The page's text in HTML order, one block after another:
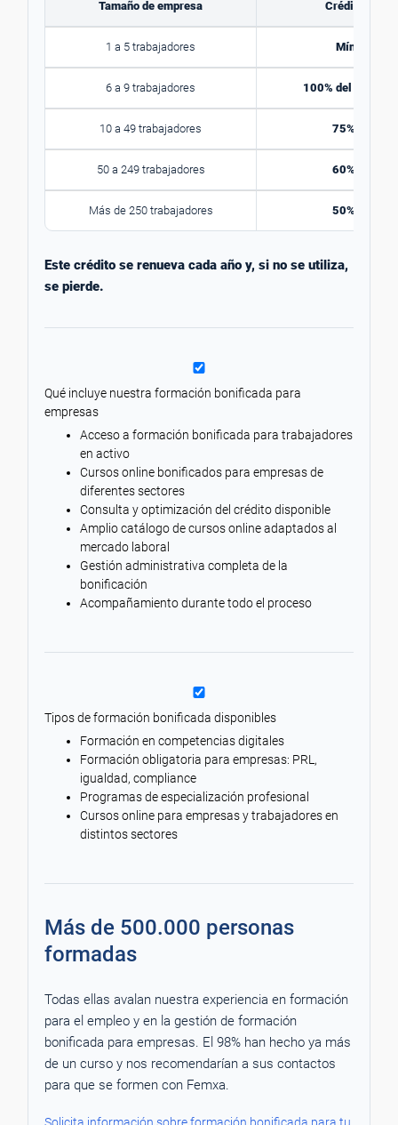
Tamaño de empresa Crédito
1 a 5 trabajadores Mínimo
6 a 9 trabajadores 100% del crédito
10 a 49 trabajadores 75% del
50 a 249 trabajadores 60% del
Más de 250 trabajadores 50% del
Este crédito se renueva cada año y, si no se utiliza,
se pierde.
Qué incluye nuestra formación bonificada para
empresas
Acceso a formación bonificada para trabajadores
en activo
Cursos online bonificados para empresas de
diferentes sectores
Consulta y optimización del crédito disponible
Amplio catálogo de cursos online adaptados al
mercado laboral
Gestión administrativa completa de la
bonificación
Acompañamiento durante todo el proceso
Tipos de formación bonificada disponibles
Formación en competencias digitales
Formación obligatoria para empresas: PRL,
igualdad, compliance
Programas de especialización profesional
Cursos online para empresas y trabajadores en
distintos sectores
Más de 500.000 personas
formadas
Todas ellas avalan nuestra experiencia en formación
para el empleo y en la gestión de formación
bonificada para empresas. El 98% han hecho ya más
de un curso y nos recomendarían a sus contactos
para que se formen con Femxa.